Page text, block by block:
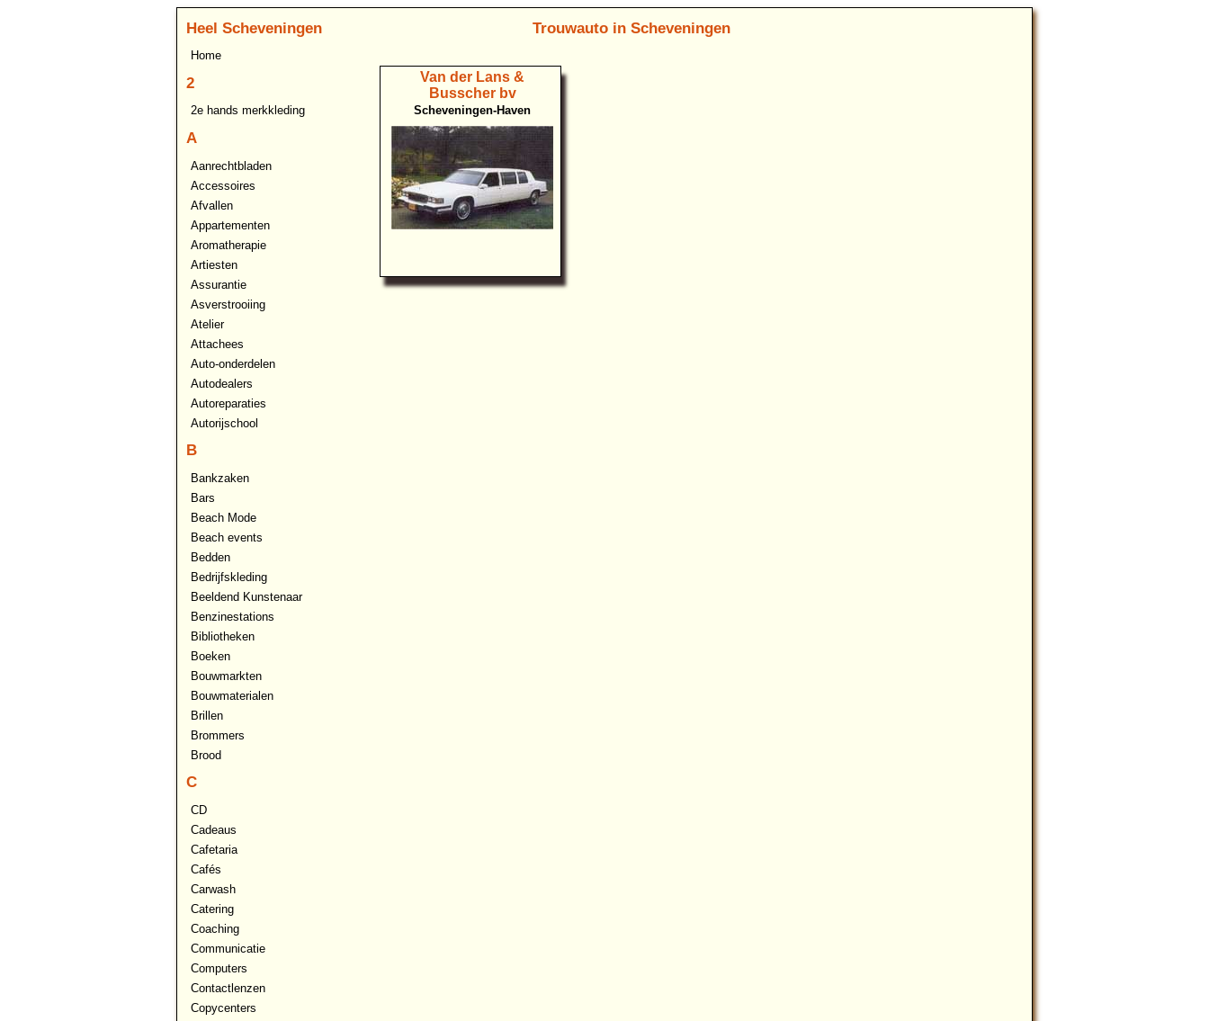
Heel Scheveningen
Home
2
2e hands merkkleding
A
Aanrechtbladen
Accessoires
Afvallen
Appartementen
Aromatherapie
Artiesten
Assurantie
Asverstrooiing
Atelier
Attachees
Auto-onderdelen
Autodealers
Autoreparaties
Autorijschool
B
Bankzaken
Bars
Beach Mode
Beach events
Bedden
Bedrijfskleding
Beeldend Kunstenaar
Benzinestations
Bibliotheken
Boeken
Bouwmarkten
Bouwmaterialen
Brillen
Brommers
Brood
C
CD
Cadeaus
Cafetaria
Cafés
Carwash
Catering
Coaching
Communicatie
Computers
Contactlenzen
Copycenters
Trouwauto in Scheveningen
Van der Lans &
Busscher bv
Scheveningen-Haven